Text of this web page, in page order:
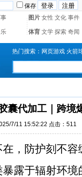
保存
图片 女性 文化 事件
体育 文学 探索 奇闻
热门搜索： 网页游戏 火箭
囊代加工｜跨境
7/11 15:52:22 点击：511
，防护刻不容
露于辐射环